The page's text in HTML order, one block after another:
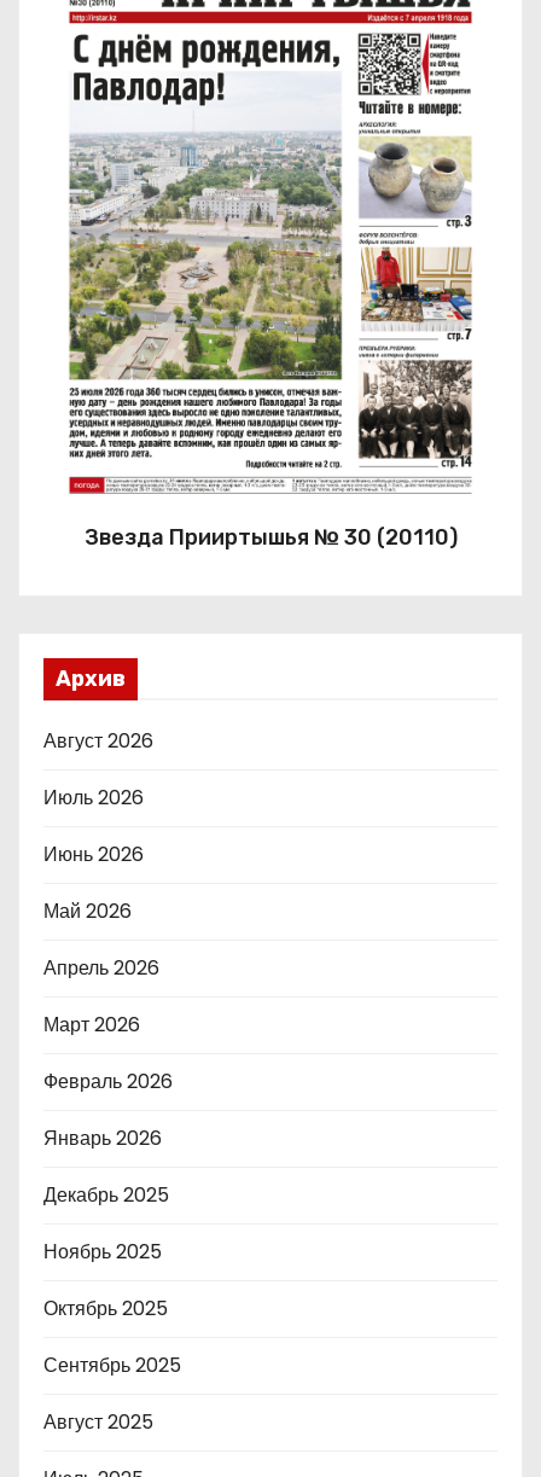
Звезда Прииртышья № 30 (20110)
Архив
Август 2026
Июль 2026
Июнь 2026
Май 2026
Апрель 2026
Март 2026
Февраль 2026
Январь 2026
Декабрь 2025
Ноябрь 2025
Октябрь 2025
Сентябрь 2025
Август 2025